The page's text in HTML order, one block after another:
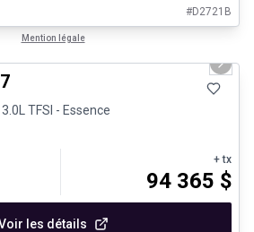
#D2721B
Mention légale
Next
TFSI - Essence
+ tx
94 365 $
les détails